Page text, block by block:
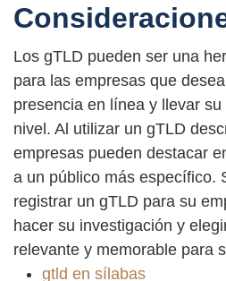
Los gTLD pueden ser una
para las empresas que
presencia en línea y llevar
nivel. Al utilizar un gTLD
empresas pueden destacar
a un público más específico.
registrar un gTLD para su
hacer su investigación y
relevante y memorable para
gtld en sílabas